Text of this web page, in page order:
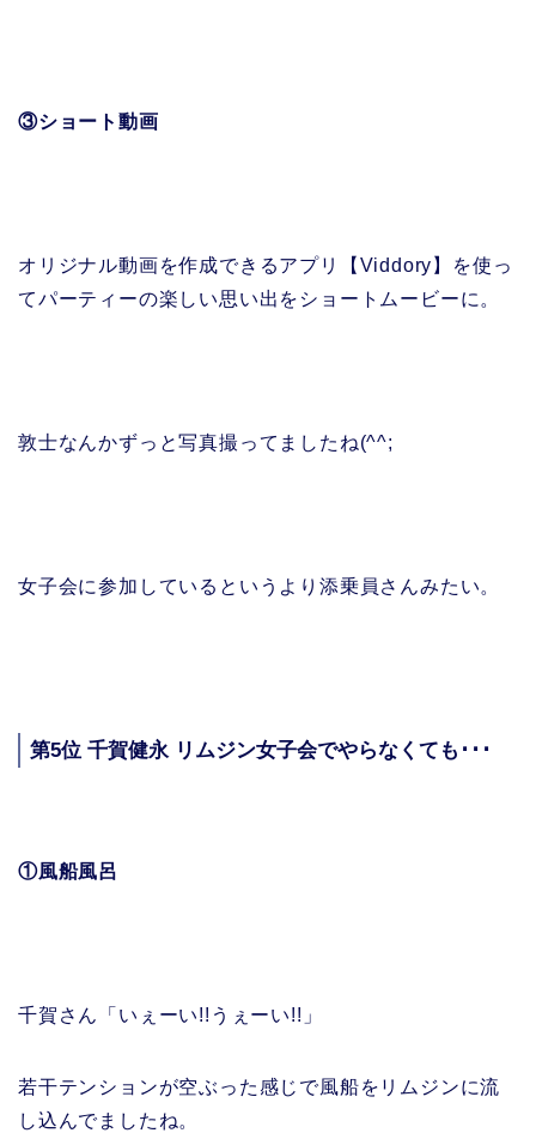
③ショート動画
オリジナル動画を作成できるアプリ【Viddory】を使っ
てパーティーの楽しい思い出をショートムービーに。
敦士なんかずっと写真撮ってましたね(^^;
女子会に参加しているというより添乗員さんみたい。
第5位 千賀健永 リムジン女子会でやらなくても･･･
①風船風呂
千賀さん「いぇーい!!うぇーい!!」
若干テンションが空ぶった感じで風船をリムジンに流
し込んでましたね。